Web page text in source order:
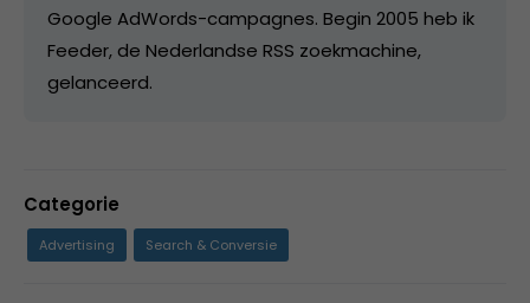
Google AdWords-campagnes. Begin 2005 heb ik
Feeder, de Nederlandse RSS zoekmachine,
gelanceerd.
Categorie
Advertising Search & Conversie